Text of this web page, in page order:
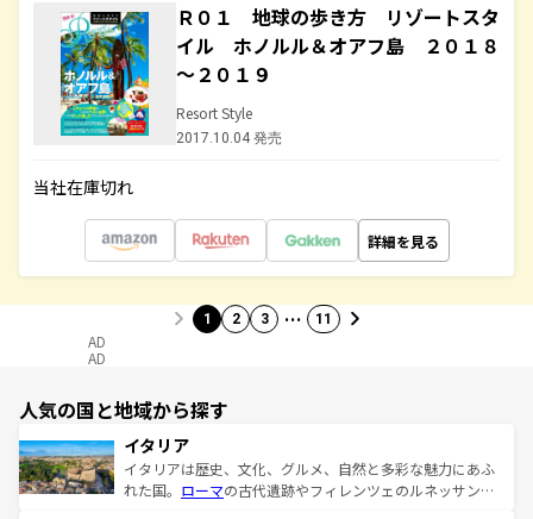
Ｒ０１ 地球の歩き方 リゾートスタ
イル ホノルル＆オアフ島 ２０１８
～２０１９
Resort Style
2017.10.04 発売
当社在庫切れ
詳細を見る
1 2 3 … 11
AD
AD
人気の国と地域から探す
イタリア
イタリアは歴史、文化、グルメ、自然と多彩な魅力にあふ
れた国。 ローマの古代遺跡やフィレンツェのルネッサンス